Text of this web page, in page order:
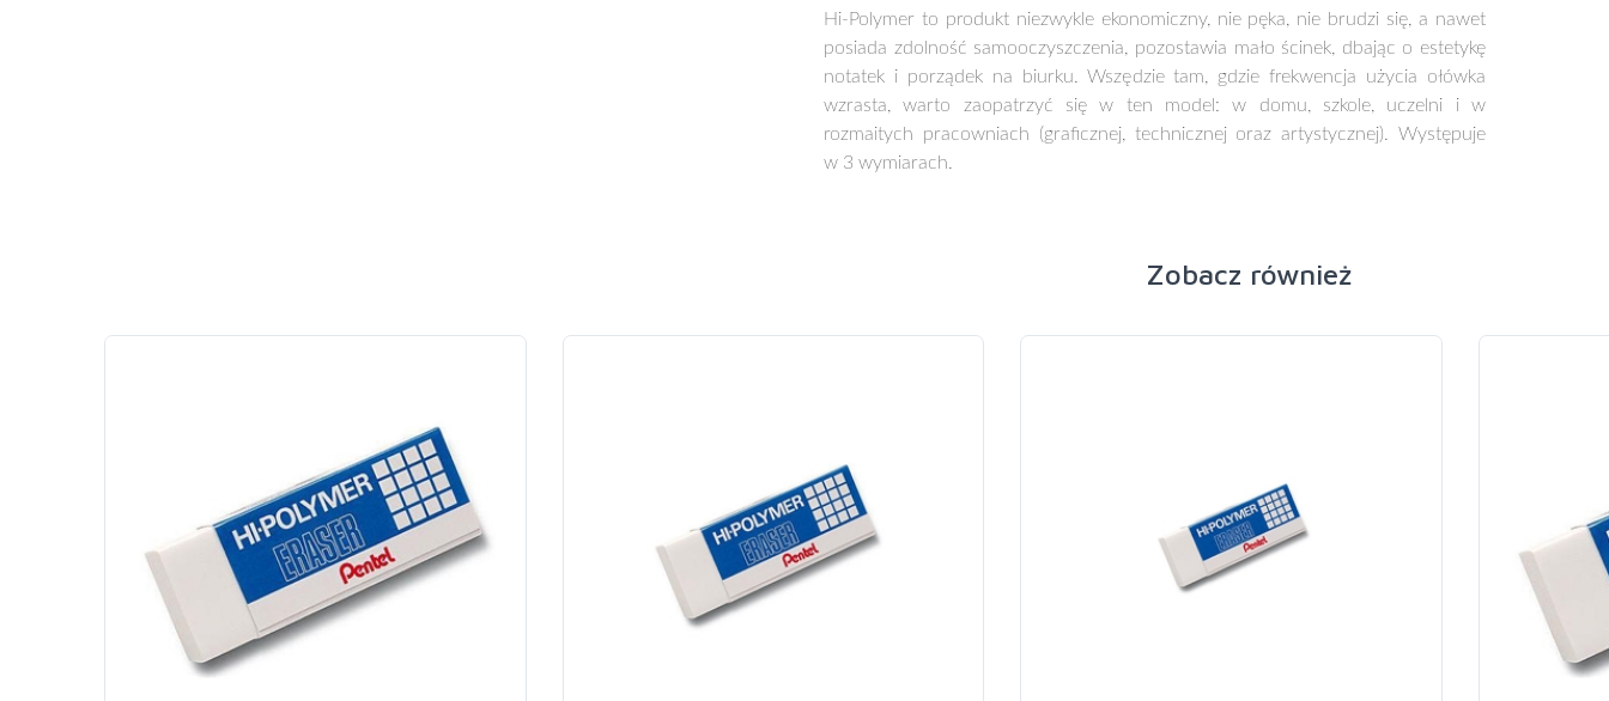
Hi-Polymer to produkt niezwykle ekonomiczny, nie pęka, nie brudzi się, a nawet
posiada zdolność samooczyszczenia, pozostawia mało ścinek, dbając o estetykę
notatek i porządek na biurku. Wszędzie tam, gdzie frekwencja użycia ołówka
wzrasta, warto zaopatrzyć się w ten model: w domu, szkole, uczelni i w
rozmaitych pracowniach (graficznej, technicznej oraz artystycznej). Występuje
w 3 wymiarach.
Zobacz również